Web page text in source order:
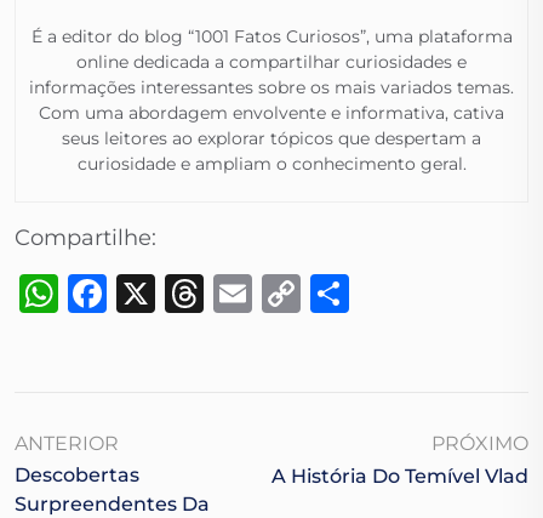
É a editor do blog “1001 Fatos Curiosos”, uma plataforma
online dedicada a compartilhar curiosidades e
informações interessantes sobre os mais variados temas.
Com uma abordagem envolvente e informativa, cativa
seus leitores ao explorar tópicos que despertam a
curiosidade e ampliam o conhecimento geral.​
Compartilhe:
WhatsApp
Facebook
X Threads
Email
Copy
ANTERIOR
Descobertas
Surpreendentes Da
PRÓXIMO
A História Do Temível Vlad